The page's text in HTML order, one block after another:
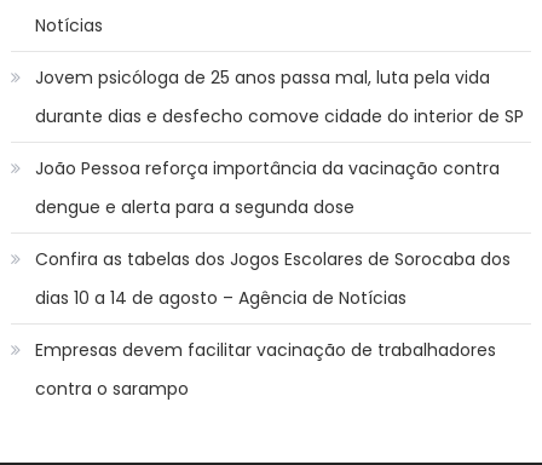
Notícias
Jovem psicóloga de 25 anos passa mal, luta pela vida
durante dias e desfecho comove cidade do interior de SP
João Pessoa reforça importância da vacinação contra
dengue e alerta para a segunda dose
Confira as tabelas dos Jogos Escolares de Sorocaba dos
dias 10 a 14 de agosto – Agência de Notícias
Empresas devem facilitar vacinação de trabalhadores
contra o sarampo